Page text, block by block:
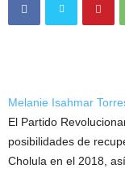
Melanie Isahmar
El Partido
posibilidades de
Cholula en el 2018,